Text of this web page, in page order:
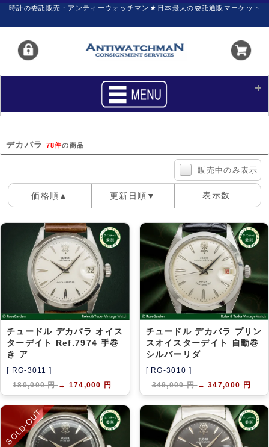
時計の委託販売・アンティーウォッチマン★日本最大の委託通販マーケット
買いたい 売りたい
マイページ
新着リスト 価格ダウン
価格の交渉 時計の修理
カレンダープライス ファイナルボックス
アーカイブ ブログ・特集記事
デカバラ 78件の商品
販売中のみ表示
価格順▲ 更新日順▼ 表示数
40件
60件
100件
チュードル デカバラ オイス
ターデイト Ref.7974 手巻
き ア
[ RG-3011 ]
180,000 円→ 174,000 円
チュードル デカバラ プリン
スオイスターデイト 自動巻
シルバーリダ
[ RG-3010 ]
349,000 円→ 347,000 円
SOLD-OUT